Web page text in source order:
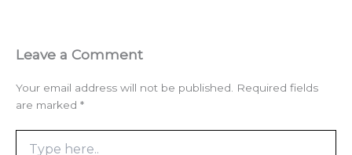
Leave a Comment
Your email address will not be published. Required fields
are marked *